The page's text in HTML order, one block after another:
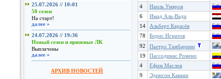
25.07.2026 // 10:01
50 сезон
На старт!
далее »
24.07.2026 // 19:36
Новый сезон и призовые ЛК
Выплачены
далее »
АРХИВ НОВОСТЕЙ
4
Наиль Умяров
6
Имад Аль-Вади
14
Альберт Карасёв
78
Борис Игнатов
92
Пьетро Тамбарини
19
Пассодинас Ромено
4
Ефим Маслов
9
Эдинсон Кавани